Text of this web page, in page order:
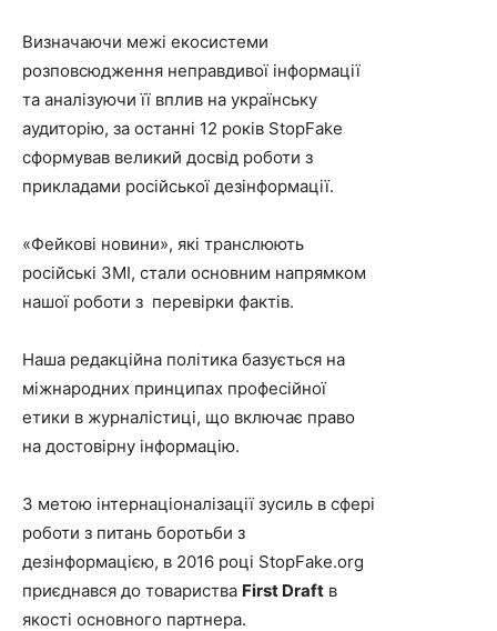
Визначаючи межі екосистеми
розповсюдження неправдивої інформації
та аналізуючи її вплив на українську
аудиторію, за останні 12 років StopFake
сформував великий досвід роботи з
прикладами російської дезінформації.
«Фейкові новини», які транслюють
російські ЗМІ, стали основним напрямком
нашої роботи з перевірки фактів.
Наша редакційна політика базується на
міжнародних принципах професійної
етики в журналістиці, що включає право
на достовірну інформацію.
З метою інтернаціоналізації зусиль в сфері
роботи з питань боротьби з
дезінформацією, в 2016 році StopFake.org
приєднався до товариства First Draft в
якості основного партнера.